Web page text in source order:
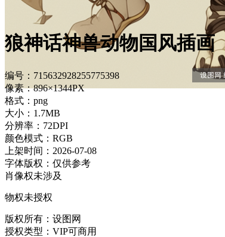
狼神话神兽动物国风插画
编号：715632928255775398
像素：896×1344PX
格式：png
大小：1.7MB
分辨率：72DPI
颜色模式：RGB
上架时间：2026-07-08
字体版权：仅供参考
肖像权未涉及
物权未授权
版权所有：设图网
授权类型：VIP可商用